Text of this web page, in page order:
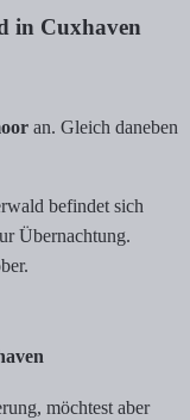
in Cuxhaven
an. Gleich daneben
befindet sich
Übernachtung.
möchtest aber